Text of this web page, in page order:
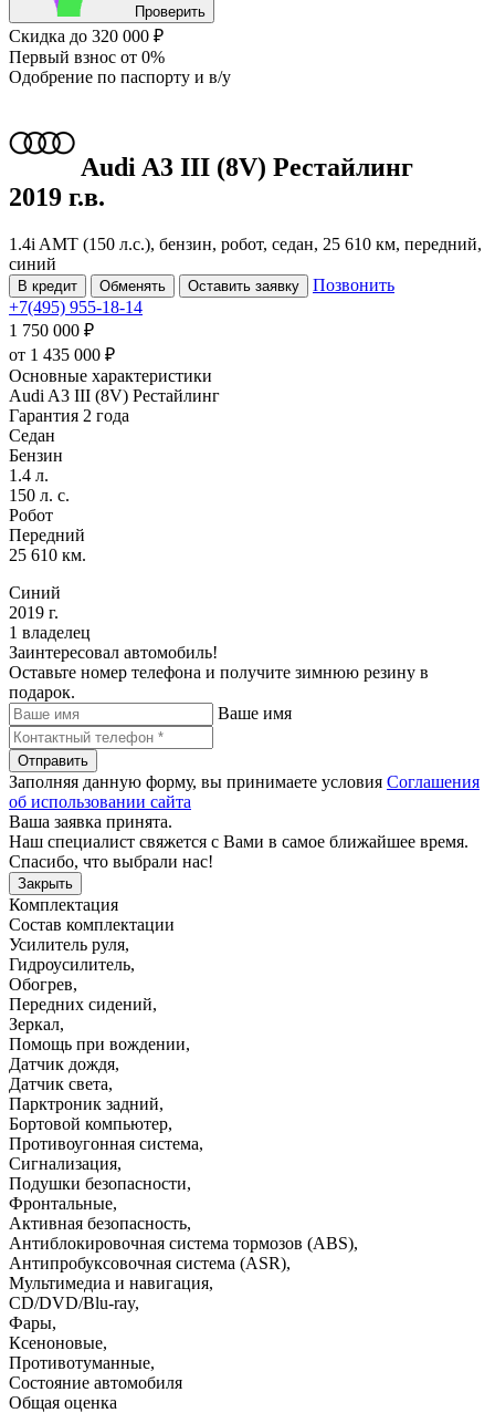
Проверить
Скидка до 320 000 ₽
Первый взнос от 0%
Одобрение по паспорту и в/у
Audi A3 III (8V) Рестайлинг
2019 г.в.
1.4i AMT (150 л.с.), бензин, робот, седан, 25 610 км, передний,
синий
В кредит Обменять Оставить заявку
Позвонить
+7(495) 955-18-14
1 750 000 ₽
от 1 435 000 ₽
Основные характеристики
Audi A3 III (8V) Рестайлинг
Гарантия 2 года
Седан
Бензин
1.4 л.
150 л. с.
Робот
Передний
25 610 км.
Синий
2019 г.
1 владелец
Заинтересовал автомобиль!
Оставьте номер телефона и получите зимнюю резину в
подарок.
Ваше имя
Отправить
Заполняя данную форму, вы принимаете условия Соглашения
об использовании сайта
Ваша заявка принята.
Наш специалист свяжется с Вами в самое ближайшее время.
Спасибо, что выбрали нас!
Закрыть
Комплектация
Состав комплектации
Усилитель руля,
Гидроусилитель,
Обогрев,
Передних сидений,
Зеркал,
Помощь при вождении,
Датчик дождя,
Датчик света,
Парктроник задний,
Бортовой компьютер,
Противоугонная система,
Сигнализация,
Подушки безопасности,
Фронтальные,
Активная безопасность,
Антиблокировочная система тормозов (ABS),
Антипробуксовочная система (ASR),
Мультимедиа и навигация,
CD/DVD/Blu-ray,
Фары,
Ксеноновые,
Противотуманные,
Состояние автомобиля
Общая оценка